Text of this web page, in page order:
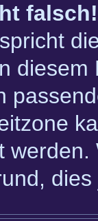
falsch!
diesem